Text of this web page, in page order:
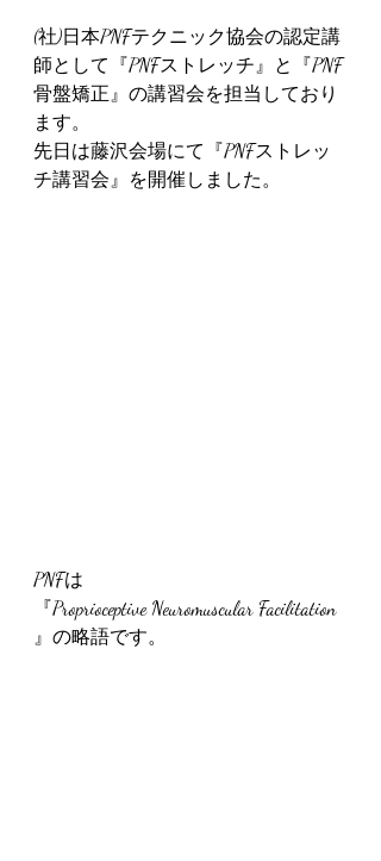
(社)日本PNFテクニック協会の認定講
師として『PNFストレッチ』と『PNF
骨盤矯正』の講習会を担当しており
ます。
先日は藤沢会場にて『PNFストレッ
チ講習会』を開催しました。
PNFは
『Proprioceptive Neuromuscular Facilitation
』の略語です。